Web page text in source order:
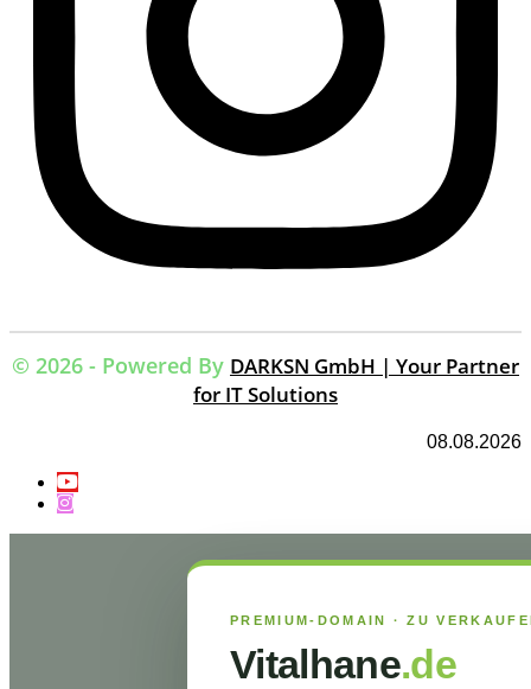
© 2026 - Powered By DARKSN GmbH | Your Partner
for IT Solutions
08.08.2026
PREMIUM-DOMAIN · ZU
Vitalhane.de